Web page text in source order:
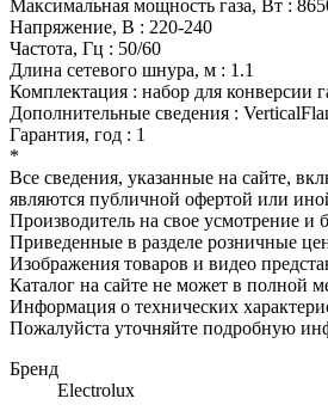
Максимальная мощность газа, Вт :
Напряжение, В : 220-240
Частота, Гц : 50/60
Длина сетевого шнура, м : 1.1
Комплектация : набор для конверсии
Дополнительные сведения :
Гарантия, год : 1
*
Все сведения, указанные на сайте,
являются публичной офертой или
Производитель на свое усмотрение
Приведенные в разделе розничные
Изображения товаров и видео
Каталог на сайте не может в полной
Информация о технических
Пожалуйста уточняйте подробную
Бренд
Electrolux